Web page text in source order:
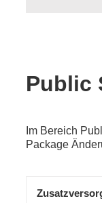
Public
Im Bereich
Package